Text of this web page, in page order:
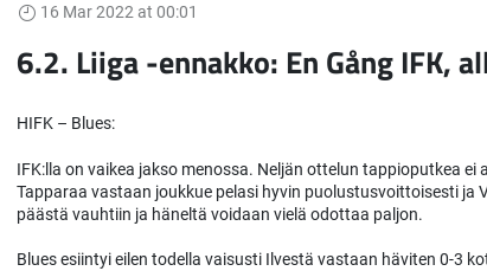
16 Mar 2022 at 00:01
6.2. Liiga -ennakko: En Gång IFK,
HIFK – Blues:
IFK:lla on vaikea jakso menossa. Neljän ottelun tappioputkea
Tapparaa vastaan joukkue pelasi hyvin puolustusvoittoisesti ja
päästä vauhtiin ja häneltä voidaan vielä odottaa paljon.
Blues esiintyi eilen todella vaisusti Ilvestä vastaan häviten 0-3